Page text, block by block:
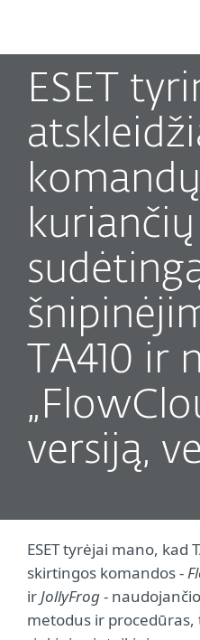
ESET
kuriančių
TA410 ir
versiją,
ESET tyrėjai mano, kad
skirtingos komandos -
irJollyFrog-
metodus ir